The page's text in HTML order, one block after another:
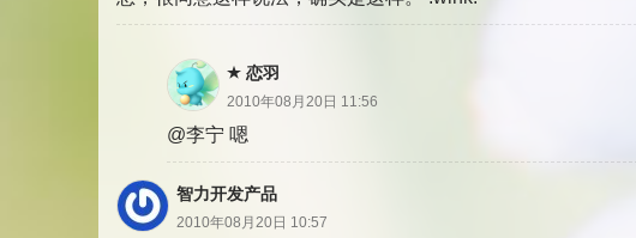
恋羽
2010年08月20日 11:56
@李宁 嗯
智力开发产品
2010年08月20日 10:57